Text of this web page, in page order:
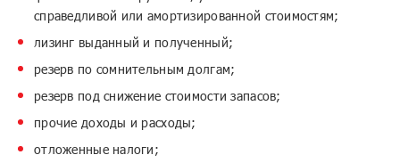
справедливой или амортизированной стоимостям;
лизинг выданный и полученный;
резерв по сомнительным долгам;
резерв под снижение стоимости запасов;
прочие доходы и расходы;
отложенные налоги;